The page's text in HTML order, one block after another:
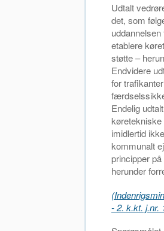
Udtalt
det, som
etablere
støtte –
Endvidere
for
Endelig
imidlertid
kommunalt
principper
herunder
- 2. k.kt. j.nr.